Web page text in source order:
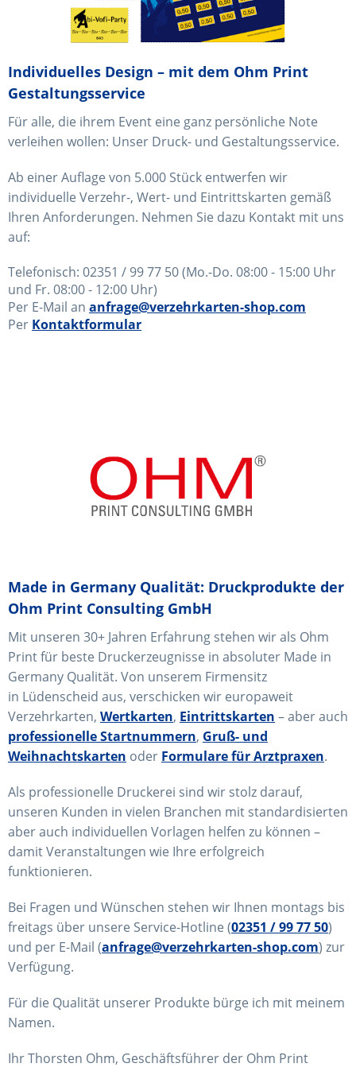
Individuelles Design – mit dem Ohm Print
Gestaltungsservice
Für alle, die ihrem Event eine ganz persönliche Note
verleihen wollen: Unser Druck- und Gestaltungsservice.
Ab einer Auflage von 5.000 Stück entwerfen wir
individuelle Verzehr-, Wert- und Eintrittskarten gemäß
Ihren Anforderungen. Nehmen Sie dazu Kontakt mit uns
auf:
Telefonisch: 02351 / 99 77 50 (Mo.-Do. 08:00 - 15:00 Uhr
und Fr. 08:00 - 12:00 Uhr)
Per E-Mail an anfrage@verzehrkarten-shop.com
Per Kontaktformular
Made in Germany Qualität: Druckprodukte der
Ohm Print Consulting GmbH
Mit unseren 30+ Jahren Erfahrung stehen wir als Ohm
Print für beste Druckerzeugnisse in absoluter Made in
Germany Qualität. Von unserem Firmensitz
in Lüdenscheid aus, verschicken wir europaweit
Verzehrkarten, Wertkarten, Eintrittskarten – aber auch
professionelle Startnummern, Gruß- und
Weihnachtskarten oder Formulare für Arztpraxen.
Als professionelle Druckerei sind wir stolz darauf,
unseren Kunden in vielen Branchen mit standardisierten
aber auch individuellen Vorlagen helfen zu können –
damit Veranstaltungen wie Ihre erfolgreich
funktionieren.
Bei Fragen und Wünschen stehen wir Ihnen montags bis
freitags über unsere Service-Hotline (02351 / 99 77 50)
und per E-Mail (anfrage@verzehrkarten-shop.com) zur
Verfügung.
Für die Qualität unserer Produkte bürge ich mit meinem
Namen.
Ihr Thorsten Ohm, Geschäftsführer der Ohm Print